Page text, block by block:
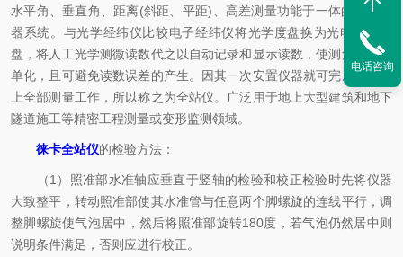
水平角、垂直角、距离(斜距、平距)、高差测量功能于一体的测绘仪
器系统。与光学经纬仪比较电子经纬仪将光学度盘换为光电扫描度
盘，将人工光学测微读数代之以自动记录和显示读数，使测角操作简
单化，且可避免读数误差的产生。因其一次安置仪器就可完成该测站
上全部测量工作，所以称之为全站仪。广泛用于地上大型建筑和地下
隧道施工等精密工程测量或变形监测领域。
徕卡全站仪的检验方法：
（1）照准部水准轴应垂直于竖轴的检验和校正检验时先将仪器
大致整平，转动照准部使其水准管与任意两个脚螺旋的连线平行，调
整脚螺旋使气泡居中，然后将照准部旋转180度，若气泡仍然居中则
说明条件满足，否则应进行校正。
电话咨询